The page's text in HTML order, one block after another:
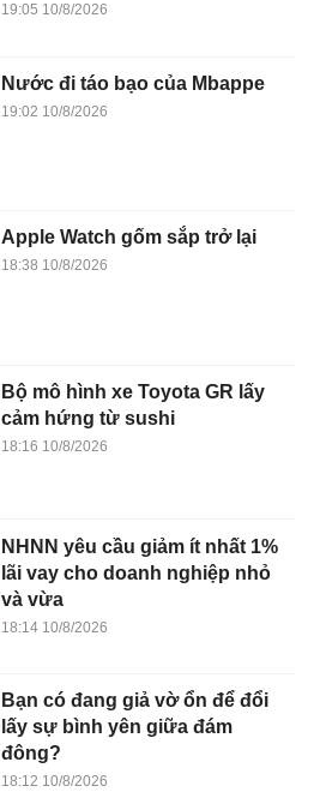
19:05 10/8/2026
Nước đi táo bạo của Mbappe
19:02 10/8/2026
Apple Watch gốm sắp trở lại
18:38 10/8/2026
Bộ mô hình xe Toyota GR lấy
cảm hứng từ sushi
18:16 10/8/2026
NHNN yêu cầu giảm ít nhất 1%
lãi vay cho doanh nghiệp nhỏ
và vừa
18:14 10/8/2026
Bạn có đang giả vờ ổn để đổi
lấy sự bình yên giữa đám
đông?
18:12 10/8/2026